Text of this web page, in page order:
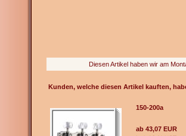
Diesen Artikel haben wir am
Kunden, welche diesen Artikel kauften,
150-200a
ab 43,07 EUR